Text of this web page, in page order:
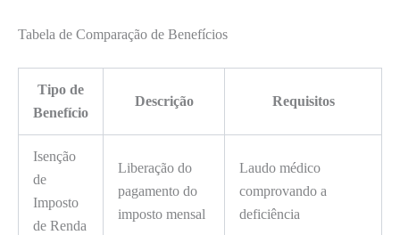
Tabela de Comparação de Benefícios
Tipo de
Benefício
Descrição Requisitos
Isenção
de
Imposto
de Renda
Liberação do
pagamento do
imposto mensal
Laudo médico
comprovando a
deficiência